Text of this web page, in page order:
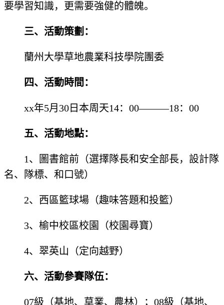
要學習知識，更需要強健的體魄。
三、活動策劃：
蘭州大學草地農業科技學院團委
四、活動時間：
xx年5月30日本周天14：00———18：00
五、活動地點：
1、圖書館前（選擇隊長和安全部長，設計隊
名、隊標、和口號）
2、西區籃球場（趣味答題和投籃）
3、榆中校區校園（校園尋寶）
4、翠英山（定向越野）
六、活動參賽隊伍：
07級（基地、草業、農林）；08級（基地、